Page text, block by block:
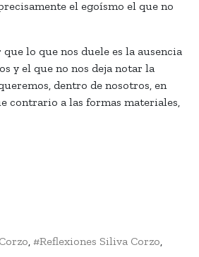
el egoísmo el que no
lo que nos duele es la ausencia
y el que no nos deja notar la
dentro de nosotros, en
contrario a las formas materiales,
Reflexiones Siliva Corzo